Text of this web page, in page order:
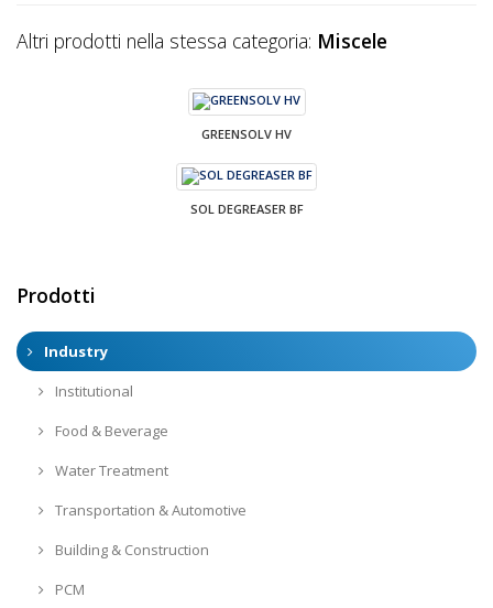
Altri prodotti nella stessa categoria: Miscele
GREENSOLV HV
SOL DEGREASER BF
Prodotti
Industry
Institutional
Food & Beverage
Water Treatment
Transportation & Automotive
Building & Construction
PCM